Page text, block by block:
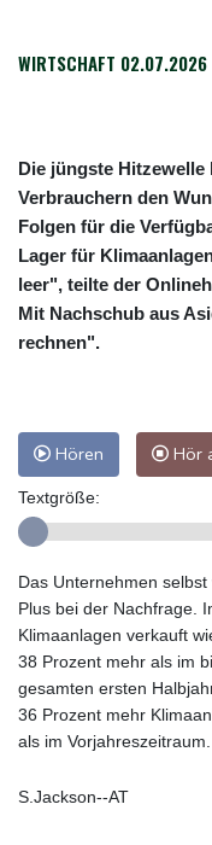
WIRTSCHAFT 02.07.2026
Die jüngste
Verbrauchern den
Folgen für die
Lager für
leer", teilte der
Mit Nachschub aus
rechnen".
Hören Hör
Textgröße:
Das Unternehmen
Plus bei der Nachfrage.
Klimaanlagen verkauft
38 Prozent mehr als im
gesamten ersten
36 Prozent mehr
als im Vorjahreszeitraum.
S.Jackson--AT